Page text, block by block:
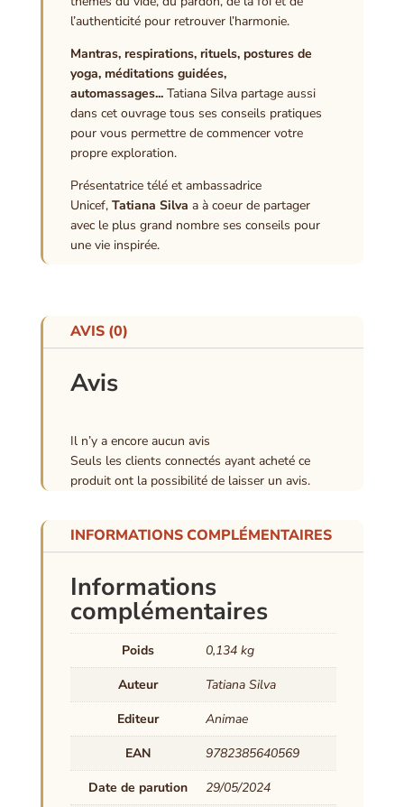
l’authenticité pour retrouver l’harmonie.
Mantras, respirations, rituels, postures de
yoga, méditations guidées,
automassages...Tatiana Silva partage aussi
dans cet ouvrage tous ses conseils pratiques
pour vous permettre de commencer votre
propre exploration.
Présentatrice télé et ambassadrice
Unicef, Tatiana Silva a à coeur de partager
avec le plus grand nombre ses conseils pour
une vie inspirée.
AVIS (0)
Avis
Il n’y a encore aucun avis
Seuls les clients connectés ayant acheté ce
produit ont la possibilité de laisser un avis.
INFORMATIONS COMPLÉMENTAIRES
Informations
complémentaires
Poids
0,134 kg
Auteur
Tatiana Silva
Editeur
Animae
EAN
9782385640569
Date de parution
29/05/2024